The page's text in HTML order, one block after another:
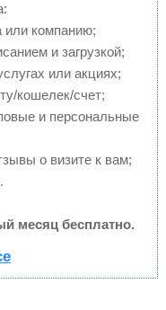
или компанию;
и загрузкой;
или акциях;
кошелек/счет;
и персональные
о визите к вам;
месяц бесплатно.